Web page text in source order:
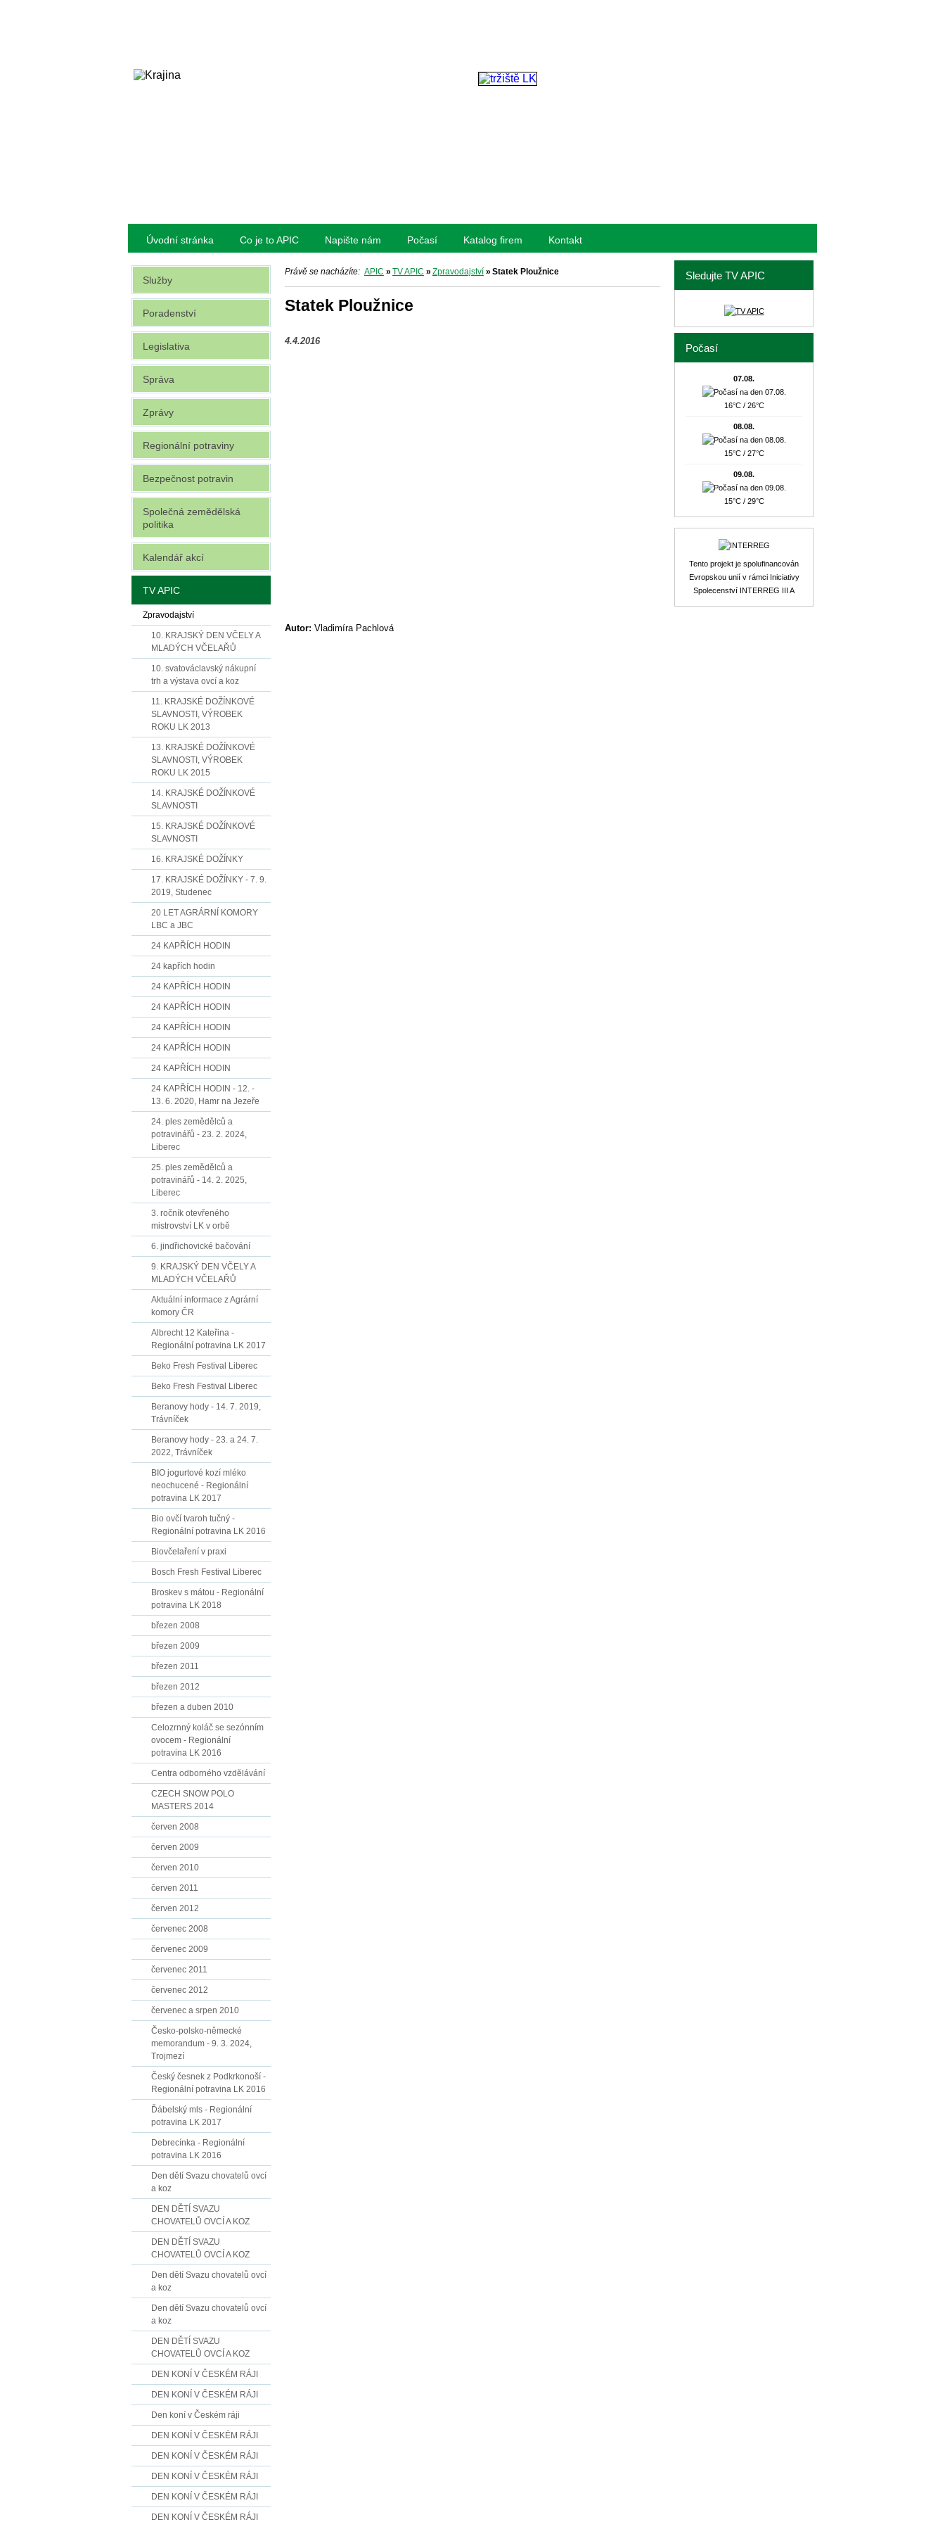
Úvodní stránka Co je to APIC Napište nám Počasí Katalog firem Kontakt
Právě se nacházíte: APIC » TV APIC » Zpravodajství» Statek Ploužnice
Statek Ploužnice
4.4.2016
Autor: Vladimíra Pachlová
Služby
Poradenství
Legislativa
Správa
Zprávy
Regionální potraviny
Bezpečnost potravin
Společná zemědělská
politika
Kalendář akcí
TV APIC
Zpravodajství
10. KRAJSKÝ DEN VČELY A
MLADÝCH VČELAŘŮ
10. svatováclavský nákupní
trh a výstava ovcí a koz
11. KRAJSKÉ DOŽÍNKOVÉ
SLAVNOSTI, VÝROBEK
ROKU LK 2013
13. KRAJSKÉ DOŽÍNKOVÉ
SLAVNOSTI, VÝROBEK
ROKU LK 2015
14. KRAJSKÉ DOŽÍNKOVÉ
SLAVNOSTI
15. KRAJSKÉ DOŽÍNKOVÉ
SLAVNOSTI
16. KRAJSKÉ DOŽÍNKY
17. KRAJSKÉ DOŽÍNKY - 7. 9.
2019, Studenec
20 LET AGRÁRNÍ KOMORY
LBC a JBC
24 KAPŘÍCH HODIN
24 kapřích hodin
24 KAPŘÍCH HODIN
24 KAPŘÍCH HODIN
24 KAPŘÍCH HODIN
24 KAPŘÍCH HODIN
24 KAPŘÍCH HODIN
24 KAPŘÍCH HODIN - 12. -
13. 6. 2020, Hamr na Jezeře
24. ples zemědělců a
potravinářů - 23. 2. 2024,
Liberec
25. ples zemědělců a
potravinářů - 14. 2. 2025,
Liberec
3. ročník otevřeného
mistrovství LK v orbě
6. jindřichovické bačování
9. KRAJSKÝ DEN VČELY A
MLADÝCH VČELAŘŮ
Aktuální informace z Agrární
komory ČR
Albrecht 12 Kateřina -
Regionální potravina LK 2017
Beko Fresh Festival Liberec
Beko Fresh Festival Liberec
Beranovy hody - 14. 7. 2019,
Trávníček
Beranovy hody - 23. a 24. 7.
2022, Trávníček
BIO jogurtové kozí mléko
neochucené - Regionální
potravina LK 2017
Bio ovčí tvaroh tučný -
Regionální potravina LK 2016
Biovčelaření v praxi
Bosch Fresh Festival Liberec
Broskev s mátou - Regionální
potravina LK 2018
březen 2008
březen 2009
březen 2011
březen 2012
březen a duben 2010
Celozrnný koláč se sezónním
ovocem - Regionální
potravina LK 2016
Centra odborného vzdělávání
CZECH SNOW POLO
MASTERS 2014
červen 2008
červen 2009
červen 2010
červen 2011
červen 2012
červenec 2008
červenec 2009
červenec 2011
červenec 2012
červenec a srpen 2010
Česko-polsko-německé
memorandum - 9. 3. 2024,
Trojmezí
Český česnek z Podkrkonoší -
Regionální potravina LK 2016
Ďábelský mls - Regionální
potravina LK 2017
Debrecínka - Regionální
potravina LK 2016
Den dětí Svazu chovatelů ovcí
a koz
DEN DĚTÍ SVAZU
CHOVATELŮ OVCÍ A KOZ
DEN DĚTÍ SVAZU
CHOVATELŮ OVCÍ A KOZ
Den dětí Svazu chovatelů ovcí
a koz
Den dětí Svazu chovatelů ovcí
a koz
DEN DĚTÍ SVAZU
CHOVATELŮ OVCÍ A KOZ
DEN KONÍ V ČESKÉM RÁJI
DEN KONÍ V ČESKÉM RÁJI
Den koní v Českém ráji
DEN KONÍ V ČESKÉM RÁJI
DEN KONÍ V ČESKÉM RÁJI
DEN KONÍ V ČESKÉM RÁJI
DEN KONÍ V ČESKÉM RÁJI
DEN KONÍ V ČESKÉM RÁJI
Sledujte TV APIC
Počasí
07.08.
16°C / 26°C
08.08.
15°C / 27°C
09.08.
15°C / 29°C
Tento projekt je spolufinancován
Evropskou unií v rámci Iniciativy
Spolecenství INTERREG III A